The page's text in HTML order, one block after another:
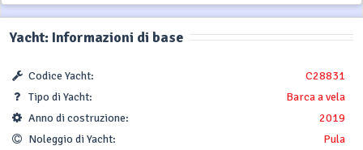
Yacht: Informazioni di base
Codice Yacht:
C28831
Tipo di Yacht:
Barca a vela
Anno di costruzione:
2019
Noleggio di Yacht:
Pula